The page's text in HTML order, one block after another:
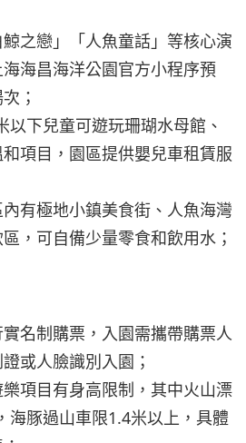
之戀」「人魚童話」等核心演
海昌海洋公園官方小程序預
；
以下兒童可遊玩珊瑚水母館、
項目，園區提供嬰兒車租賃服
有極地小鎮美食街、人魚海灣
，可自備少量零食和飲用水；
名制購票，入園需攜帶購票人
或人臉識別入園；
項目有身高限制，其中火山漂
海豚過山車限1.4米以上，具體